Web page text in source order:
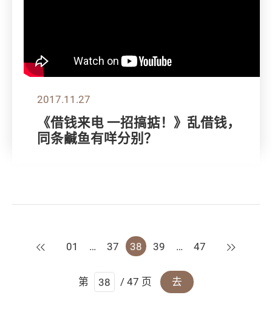
2017.11.27
《借钱来电 一招搞掂！》乱借钱，
同条鹹鱼有咩分别？
上一页
01 … 37 38 39 … 47 下一页
第 / 47 页 去